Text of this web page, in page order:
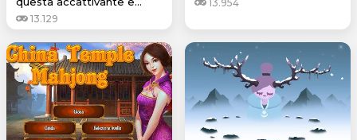
13.129
13.954